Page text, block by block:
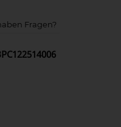
Fragen?